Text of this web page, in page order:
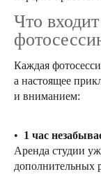
Что
Каждая
а настоящее
и вниманием:
• 1 час
Аренда студии
дополнительных